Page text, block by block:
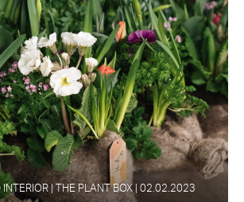
INTERIOR | THE PLANT BOX | 02.02.2023